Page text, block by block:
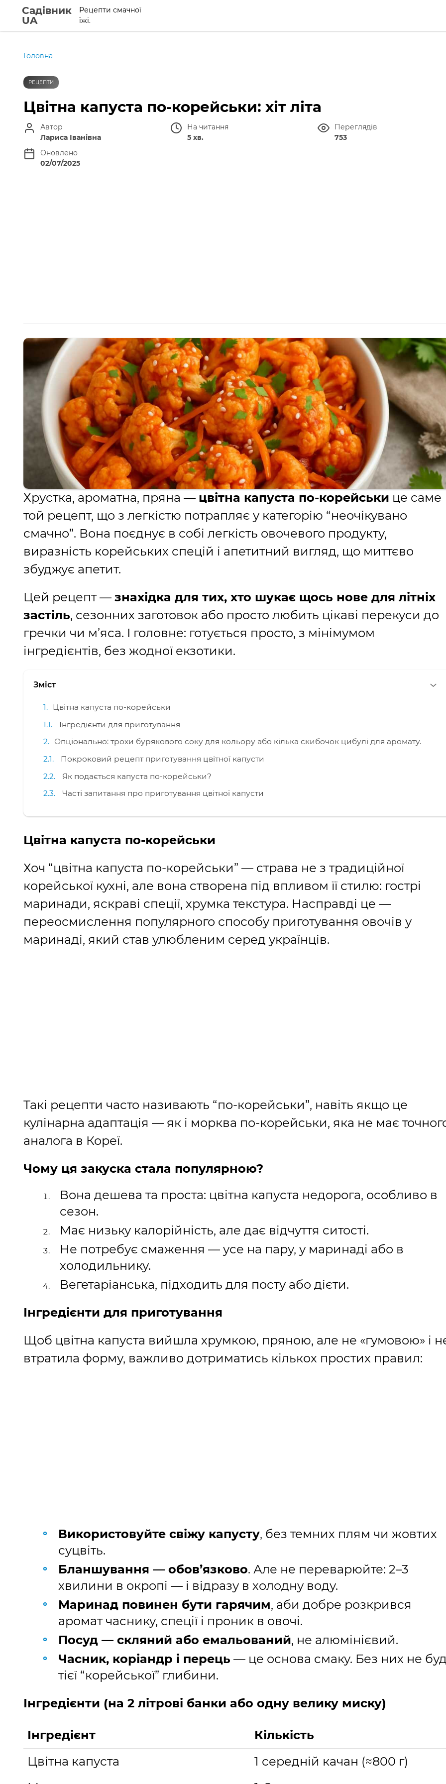
Садівник
UA
Рецепти смачної
їжі.
Головна
РЕЦЕПТИ
Цвітна капуста по-корейськи: хіт літа
Автор
Лариса Іванівна
На читання
5 хв.
Переглядів
753
Оновлено
02/07/2025
Хрустка, ароматна, пряна — цвітна капуста по-корейськи це саме
той рецепт, що з легкістю потрапляє у категорію “неочікувано
смачно”. Вона поєднує в собі легкість овочевого продукту,
виразність корейських спецій і апетитний вигляд, що миттєво
збуджує апетит.
Цей рецепт — знахідка для тих, хто шукає щось нове для літніх
застіль, сезонних заготовок або просто любить цікаві перекуси до
гречки чи м’яса. І головне: готується просто, з мінімумом
інгредієнтів, без жодної екзотики.
Зміст
Цвітна капуста по-корейськи
Інгредієнти для приготування
Опціонально: трохи бурякового соку для кольору або кілька скибочок цибулі для аромату.
Покроковий рецепт приготування цвітної капусти
Як подається капуста по-корейськи?
Часті запитання про приготування цвітної капусти
Цвітна капуста по-корейськи
Хоч “цвітна капуста по-корейськи” — страва не з традиційної
корейської кухні, але вона створена під впливом її стилю: гострі
маринади, яскраві спеції, хрумка текстура. Насправді це —
переосмислення популярного способу приготування овочів у
маринаді, який став улюбленим серед українців.
Такі рецепти часто називають “по-корейськи”, навіть якщо це
кулінарна адаптація — як і морква по-корейськи, яка не має
аналога в Кореї.
Чому ця закуска стала популярною?
Вона дешева та проста: цвітна капуста недорога, особливо в
сезон.
Має низьку калорійність, але дає відчуття ситості.
Не потребує смаження — усе на пару, у маринаді або в
холодильнику.
Вегетаріанська, підходить для посту або дієти.
Інгредієнти для приготування
Щоб цвітна капуста вийшла хрумкою, пряною, але не «гумовою» і
втратила форму, важливо дотриматись кількох простих правил:
Використовуйте свіжу капусту, без темних плям чи жовтих
суцвіть.
Бланшування — обов’язково. Але не переварюйте: 2–3
хвилини в окропі — і відразу в холодну воду.
Маринад повинен бути гарячим, аби добре розкрився
аромат часнику, спеції і проник в овочі.
Посуд — скляний або емальований, не алюмінієвий.
Часник, коріандр і перець — це основа смаку. Без них не
тієї “корейської” глибини.
Інгредієнти (на 2 літрові банки або одну велику миску)
Інгредієнт
Кількість
Цвітна капуста
1 середній качан (≈800 г)